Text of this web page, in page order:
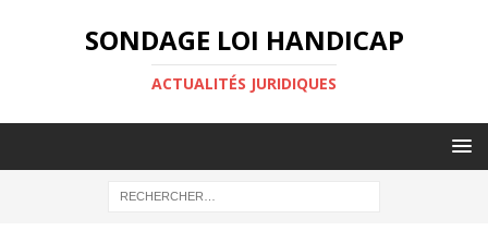
SONDAGE LOI HANDICAP
ACTUALITÉS JURIDIQUES